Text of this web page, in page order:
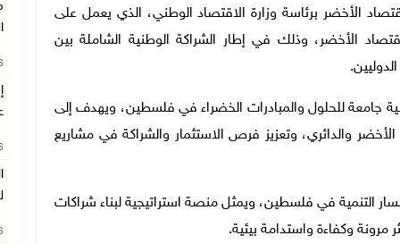
الأخضر برئاسة وزارة الاقتصاد الوطني، الذي يعمل على
الأخضر، وذلك في إطار الشراكة الوطنية الشاملة بين
.
الحلول الخضراء 2025 منصة وطنية جامعة للحلول والمبادرات الخضراء في فلسطين، ويهدف إلى
الأخضر والدائري، وتعزيز فرص الاستثمار والشراكة في مشاريع
التنمية في فلسطين، ويمثل منصة استراتيجية لبناء شراكات
وكفاءة واستدامة بيئية.